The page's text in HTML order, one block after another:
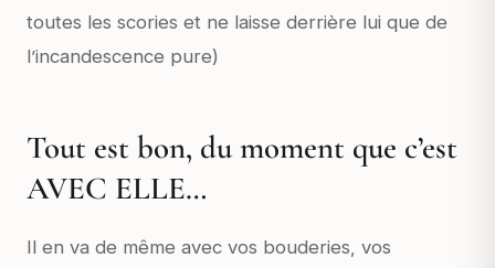
toutes les scories et ne laisse derrière lui que de
l’incandescence pure)
Tout est bon, du moment que c’est
AVEC ELLE…
Il en va de même avec vos bouderies, vos